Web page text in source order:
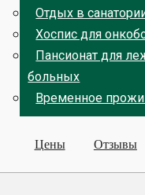
Отдых в
Хоспис для
Пансионат для
больных
Временное
Цены Отзывы